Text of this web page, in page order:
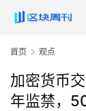
首页 观点
加密货币
年监禁，